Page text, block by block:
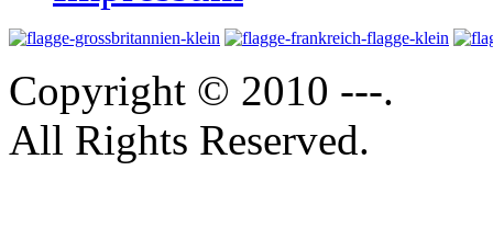
Copyright © 2010 ---.
All Rights Reserved.